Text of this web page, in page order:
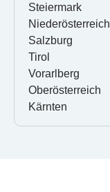
Steiermark
Niederösterreich
Salzburg
Tirol
Vorarlberg
Oberösterreich
Kärnten